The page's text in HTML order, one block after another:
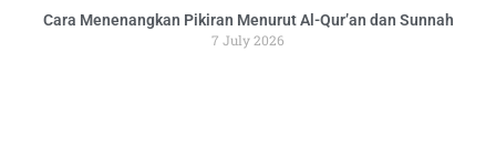
Cara Menenangkan Pikiran Menurut Al-Qur’an dan Sunnah
7 July 2026